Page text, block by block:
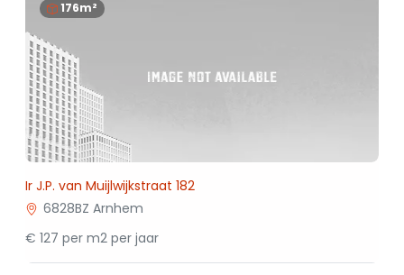
176m²
Ir J.P. van Muijlwijkstraat 182
6828BZ Arnhem
€ 127 per m2 per jaar